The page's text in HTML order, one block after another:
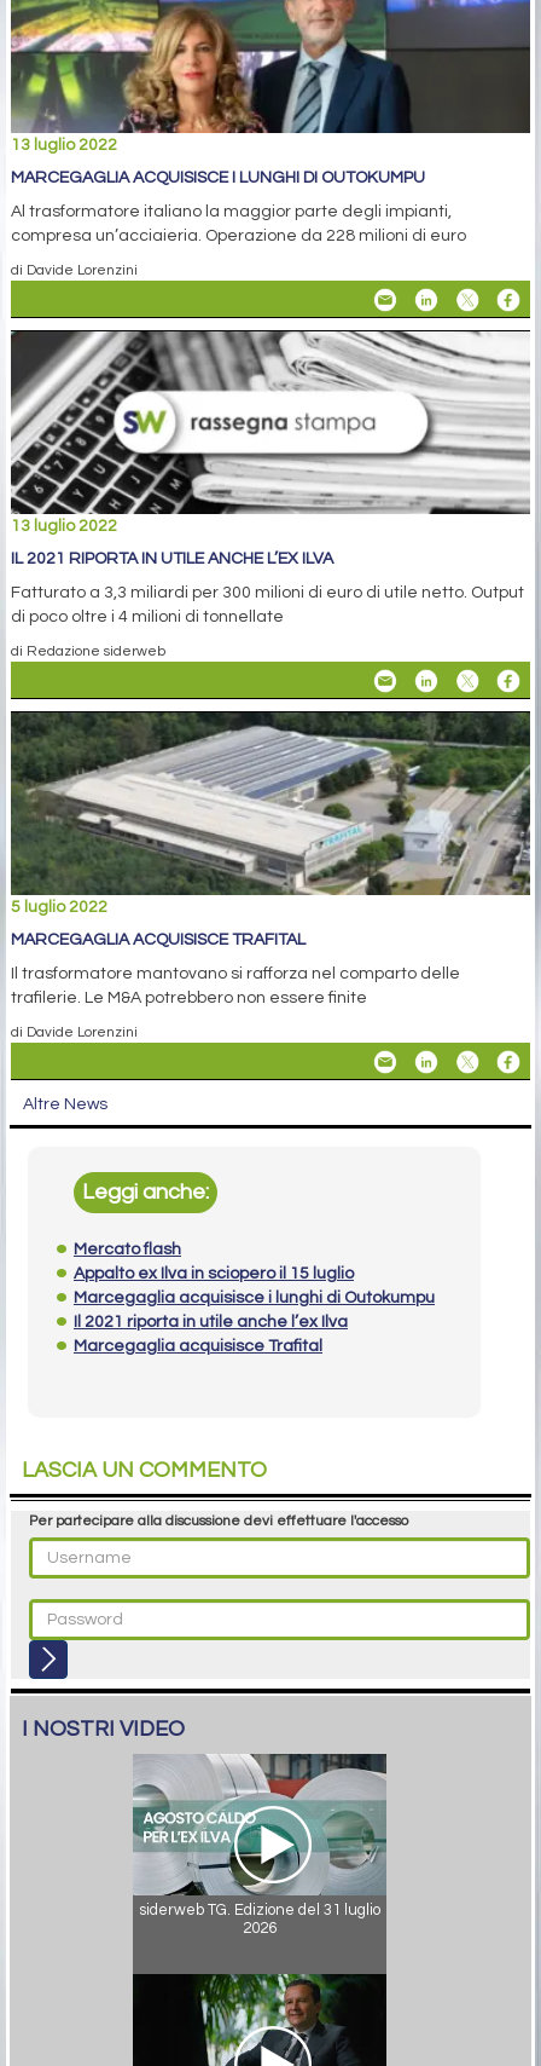
13 luglio 2022
MARCEGAGLIA ACQUISISCE I LUNGHI DI OUTOKUMPU
Al trasformatore italiano la maggior parte degli impianti,
compresa un’acciaieria. Operazione da 228 milioni di euro
di Davide Lorenzini
13 luglio 2022
IL 2021 RIPORTA IN UTILE ANCHE L’EX ILVA
Fatturato a 3,3 miliardi per 300 milioni di euro di utile netto. Output
di poco oltre i 4 milioni di tonnellate
di Redazione siderweb
5 luglio 2022
MARCEGAGLIA ACQUISISCE TRAFITAL
Il trasformatore mantovano si rafforza nel comparto delle
trafilerie. Le M&A potrebbero non essere finite
di Davide Lorenzini
Altre News
Leggi anche:
Mercato flash
Appalto ex Ilva in sciopero il 15 luglio
Marcegaglia acquisisce i lunghi di Outokumpu
Il 2021 riporta in utile anche l’ex Ilva
Marcegaglia acquisisce Trafital
LASCIA UN COMMENTO
Per partecipare alla discussione devi effettuare l'accesso
I NOSTRI VIDEO
siderweb TG. Edizione del 31 luglio
2026